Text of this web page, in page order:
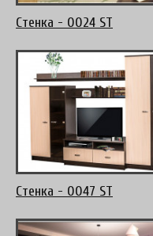
Стенка - 0024 ST
Стенка - 0047 ST